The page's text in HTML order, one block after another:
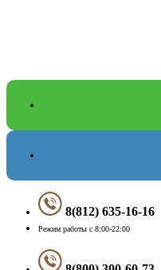
8(812) 635-16-16
Режим работы с 8:00-22:00